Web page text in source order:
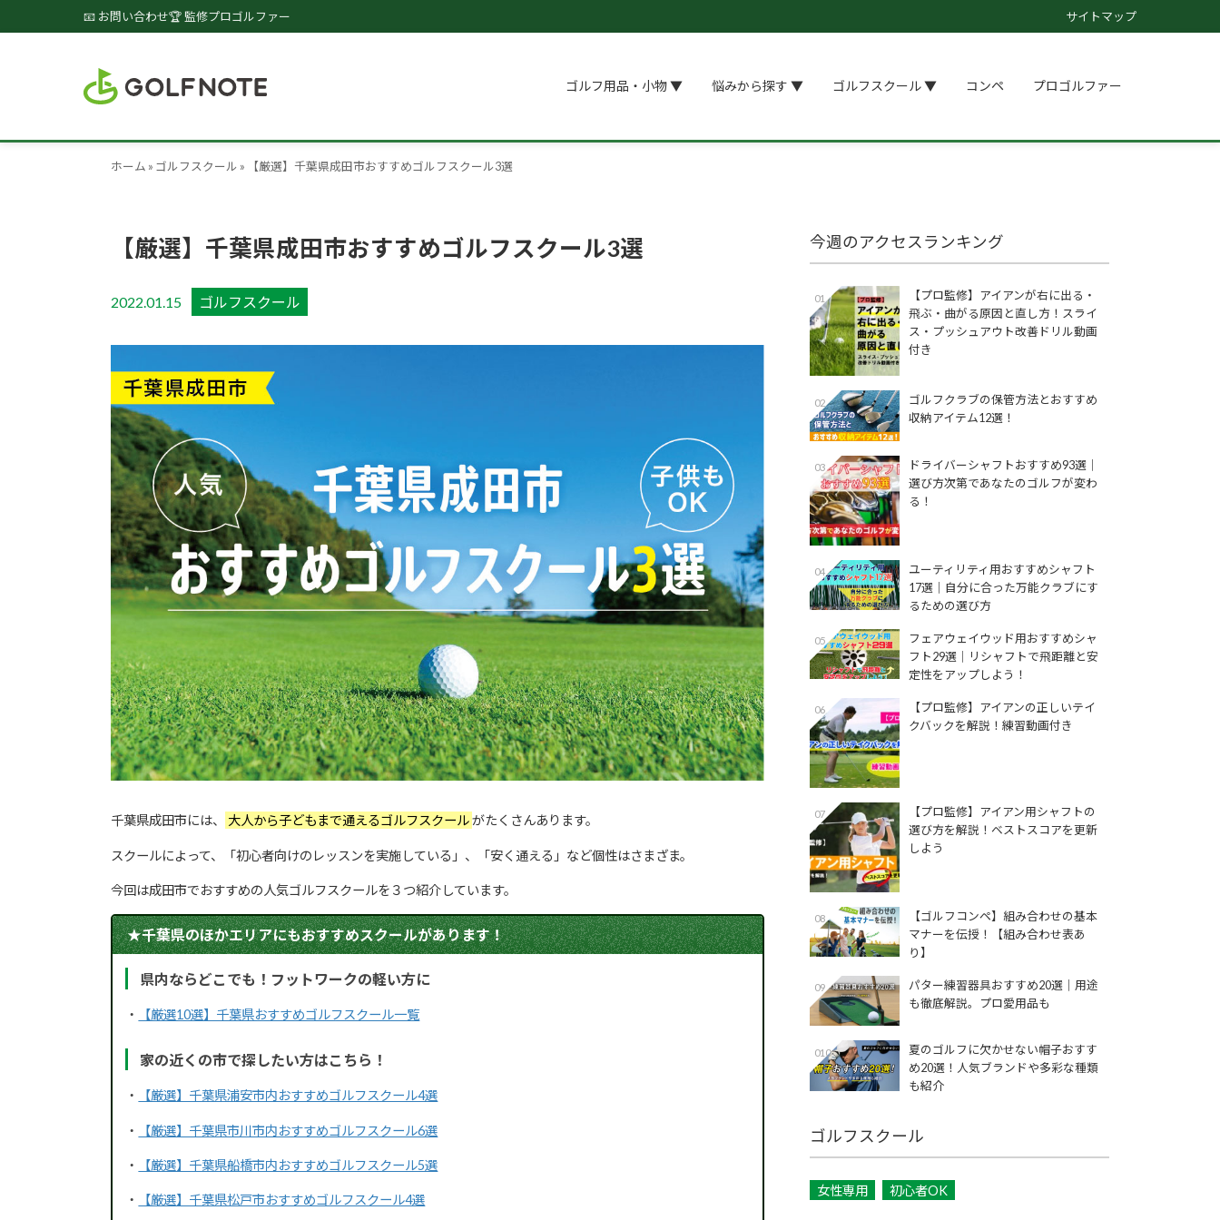
📧 お問い合わせ🏆 監修プロゴルファー サイトマップ
ゴルフ用品・小物 ▼ 悩みから探す ▼ ゴルフスクール ▼ コンペ プロゴルファー
ホーム » ゴルフスクール » 【厳選】千葉県成田市おすすめゴルフスクール3選
【厳選】千葉県成田市おすすめゴルフスクール3選
2022.01.15 ゴルフスクール
千葉県成田市には、 大人から子どもまで通えるゴルフスクールがたくさんあります。
スクールによって、「初心者向けのレッスンを実施している」、「安く通える」など個性はさまざま。
今回は成田市でおすすめの人気ゴルフスクールを３つ紹介しています。
★千葉県のほかエリアにもおすすめスクールがあります！
県内ならどこでも！フットワークの軽い方に
・ 【厳選10選】千葉県おすすめゴルフスクール一覧
家の近くの市で探したい方はこちら！
・ 【厳選】千葉県浦安市内おすすめゴルフスクール4選
・ 【厳選】千葉県市川市内おすすめゴルフスクール6選
・ 【厳選】千葉県船橋市内おすすめゴルフスクール5選
・ 【厳選】千葉県松戸市おすすめゴルフスクール4選
今週のアクセスランキング
01
【プロ監修】アイアンが右に出る・
飛ぶ・曲がる原因と直し方！スライ
ス・プッシュアウト改善ドリル動画
付き
02
ゴルフクラブの保管方法とおすすめ
収納アイテム12選！
03
ドライバーシャフトおすすめ93選│
選び方次第であなたのゴルフが変わ
る！
04
ユーティリティ用おすすめシャフト
17選│自分に合った万能クラブにす
るための選び方
05
フェアウェイウッド用おすすめシャ
フト29選│リシャフトで飛距離と安
定性をアップしよう！
06
【プロ監修】アイアンの正しいテイ
クバックを解説！練習動画付き
07
【プロ監修】アイアン用シャフトの
選び方を解説！ベストスコアを更新
しよう
08
【ゴルフコンペ】組み合わせの基本
マナーを伝授！【組み合わせ表あ
り】
09
パター練習器具おすすめ20選｜用途
も徹底解説。プロ愛用品も
010
夏のゴルフに欠かせない帽子おすす
め20選！人気ブランドや多彩な種類
も紹介
ゴルフスクール
女性専用 初心者OK